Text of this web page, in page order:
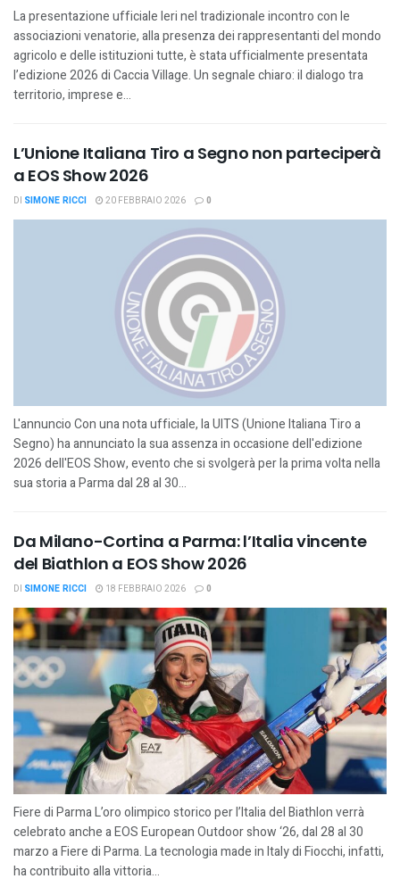
La presentazione ufficiale Ieri nel tradizionale incontro con le
associazioni venatorie, alla presenza dei rappresentanti del mondo
agricolo e delle istituzioni tutte, è stata ufficialmente presentata
l’edizione 2026 di Caccia Village. Un segnale chiaro: il dialogo tra
territorio, imprese e...
L’Unione Italiana Tiro a Segno non parteciperà
a EOS Show 2026
DI SIMONE RICCI 20 FEBBRAIO 2026 0
L'annuncio Con una nota ufficiale, la UITS (Unione Italiana Tiro a
Segno) ha annunciato la sua assenza in occasione dell'edizione
2026 dell'EOS Show, evento che si svolgerà per la prima volta nella
sua storia a Parma dal 28 al 30...
Da Milano-Cortina a Parma: l’Italia vincente
del Biathlon a EOS Show 2026
DI SIMONE RICCI 18 FEBBRAIO 2026 0
Fiere di Parma L’oro olimpico storico per l’Italia del Biathlon verrà
celebrato anche a EOS European Outdoor show ‘26, dal 28 al 30
marzo a Fiere di Parma. La tecnologia made in Italy di Fiocchi, infatti,
ha contribuito alla vittoria...